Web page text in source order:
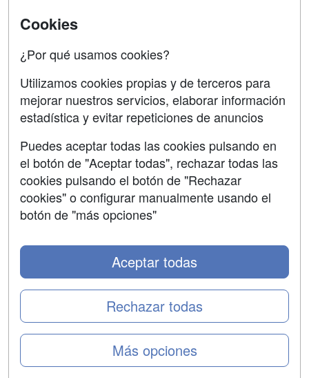
Acceso Centros
Contactar
Confidencialidad
Aviso legal
Copyleft
Cookies
¿Por qué usamos cookies?
Utilizamos cookies propias y de terceros para
mejorar nuestros servicios, elaborar información
estadística y evitar repeticiones de anuncios
Puedes aceptar todas las cookies pulsando en
el botón de "Aceptar todas", rechazar todas las
cookies pulsando el botón de "Rechazar
cookies" o configurar manualmente usando el
botón de "más opciones"
Más opciones
Rechazar todas
Aceptar todas